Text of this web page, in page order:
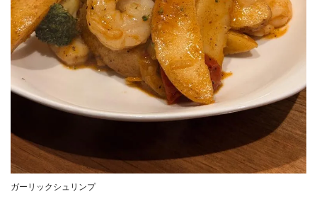
ガーリックシュリンプ